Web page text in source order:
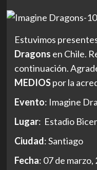
Estuvimos
Dragons en Chile.
continuación.
MEDIOSpor la
Evento: Imagine
Lugar: Estadio
Ciudad: Santiago
Fecha: 07 de marzo,